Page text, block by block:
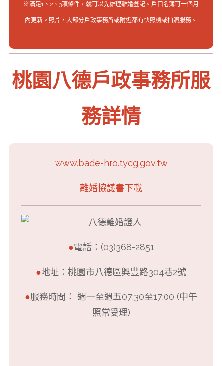
※滿足1、2、3項條件，就可以先辦理離婚登記。戶口名簿可一個月
內更新。照片，大部分戶政事務所或附近都有快照機或拍照服務。
桃園八德戶政事務所服
務詳情
www.bade-hro.tycg.gov.tw
離婚協議書下載
●電話：(03)368-2851
●地址：桃園市八德區興豐路304巷2號
●服務時間： 週一至週五07:30至17:00 (中午
照常受理)